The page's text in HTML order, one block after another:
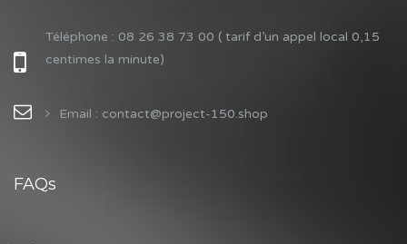
Téléphone : 08 26 38 73 00 ( tarif d’un appel local 0,15
centimes la minute)
Email : contact@project-150.shop
FAQs